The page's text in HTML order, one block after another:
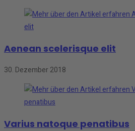
Aenean scelerisque elit
30. Dezember 2018
Varius natoque penatibus